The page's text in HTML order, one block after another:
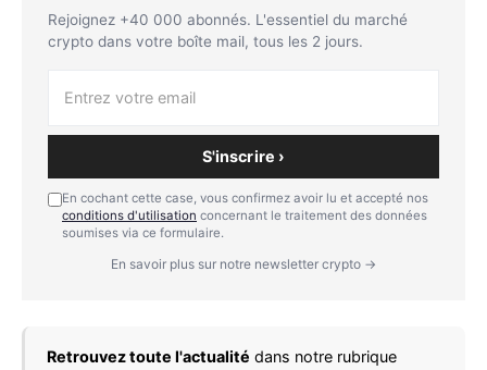
Rejoignez +40 000 abonnés. L'essentiel du marché
crypto dans votre boîte mail, tous les 2 jours.
S'inscrire ›
En cochant cette case, vous confirmez avoir lu et accepté nos
conditions d'utilisation concernant le traitement des données
soumises via ce formulaire.
En savoir plus sur notre newsletter crypto →
Retrouvez toute l'actualité dans notre rubrique